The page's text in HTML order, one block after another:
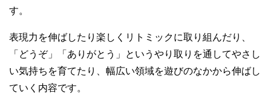
す。
表現力を伸ばしたり楽しくリトミックに取り組んだり、
「どうぞ」「ありがとう」というやり取りを通してやさし
い気持ちを育てたり、幅広い領域を遊びのなかから伸ばし
ていく内容です。